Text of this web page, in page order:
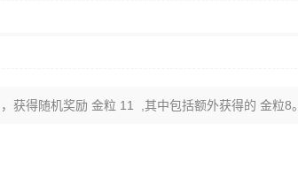
，获得随机奖励 金粒 11 ,其中包括额外获得的 金粒8。